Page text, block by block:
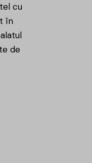
cu
în
de